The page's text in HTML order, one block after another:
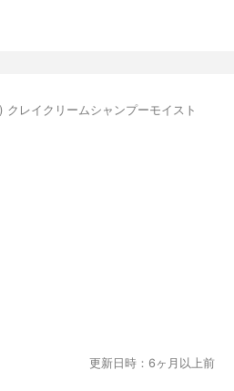
クレイクリームシャンプーモイスト
更新日時：6ヶ月以上前